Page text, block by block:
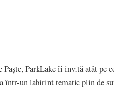
Paște, ParkLake îi invită atât pe
într-un labirint tematic plin de